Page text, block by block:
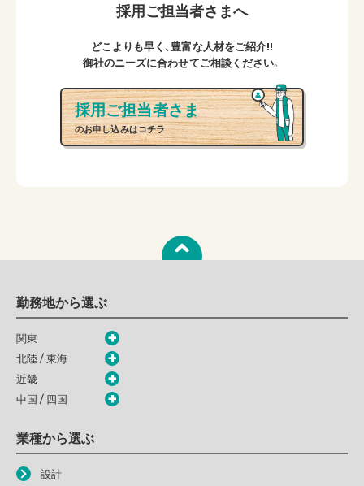
採用ご担当者さまへ
どこよりも早く、豊富な人材をご紹介!!
御社のニーズに合わせてご相談ください。
採用ご担当者さま
のお申し込みはコチラ
勤務地から選ぶ
関東
北陸 / 東海
近畿
中国 / 四国
業種から選ぶ
設計